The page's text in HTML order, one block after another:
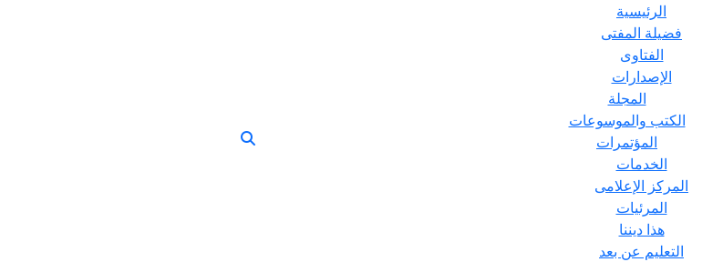
الرئيسية
فضيلة المفتى
الفتاوى
الإصدارات
المجلة
الكتب والموسوعات
المؤتمرات
الخدمات
المركز الإعلامى
المرئيات
هذا ديننا
التعليم عن بعد